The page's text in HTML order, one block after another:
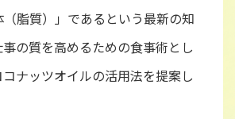
脂質）」であるという最新の知
の質を高めるための食事術とし
ナッツオイルの活用法を提案し